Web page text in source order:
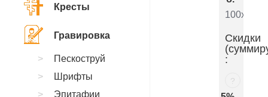
100x50x8
Скидки
:
?
Кресты
Гравировка
Пескоструй
Шрифты
Эпитафии